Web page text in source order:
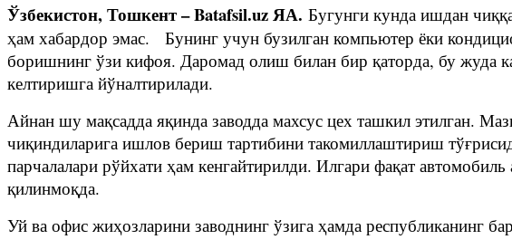
Ўзбекистон, Тошкент – Batafsil.uz ЯА. Бугунги кунда ишдан
ҳам хабардор эмас. Бунинг учун бузилган компьютер ёки
боришнинг ўзи кифоя. Даромад олиш билан бир қаторда, бу жуда
келтиришга йўналтирилади.
Айнан шу мақсадда яқинда заводда махсус цех ташкил этилган.
чиқиндиларига ишлов бериш тартибини такомиллаштириш
парчалалари рўйхати ҳам кенгайтирилди. Илгари фақат
қилинмоқда.
Уй ва офис жиҳозларини заводнинг ўзига ҳамда республиканинг